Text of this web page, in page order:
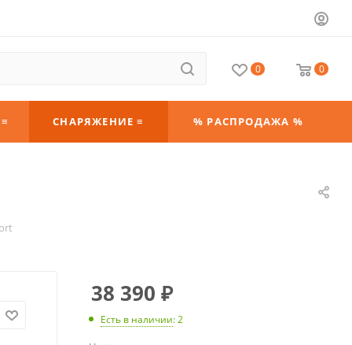
0 0
СНАРЯЖЕНИЕ ≡ % РАСПРОДАЖА %
38 390 ₽
Есть в наличии: 2